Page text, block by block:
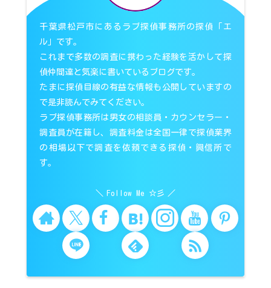
千葉県松戸市にあるラブ探偵事務所の探偵「エ
ル」です。
これまで多数の調査に携わった経験を活かして探
偵仲間達と気楽に書いているブログです。
たまに探偵目線の有益な情報も公開していますの
で是非読んでみてください。
ラブ探偵事務所は男女の相談員・カウンセラー・
調査員が在籍し、調査料金は全国一律で探偵業界
の相場以下で調査を依頼できる探偵・興信所で
す。
Follow Me ☆彡